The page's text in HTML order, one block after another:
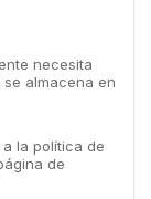
necesita
almacena en
la política de
de